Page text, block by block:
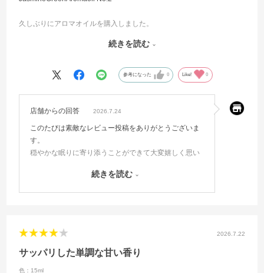
久しぶりにアロマオイルを購入しました。
暫く使っていませんでした。
眠る時に香りが無いのが寂しくもあり、上質の睡眠がしたいと思っ
ある歌の歌詞を思い出してジャスミンに辿り着きました。
続きを読む
参考になった 0 Like! 0
店舗からの回答 2026.7.24
このたびは素敵なレビュー投稿をありがとうございま
す。
穏やかな眠りに寄り添うことができて大変嬉しく思い
続きを読む
2026.7.22
サッパリした単調な甘い香り
色：15ml